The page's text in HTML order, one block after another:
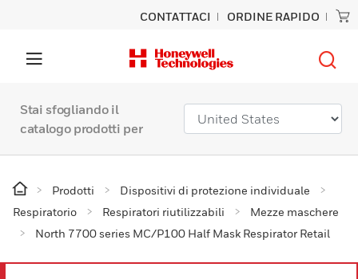
CONTATTACI ORDINE RAPIDO
Stai sfogliando il
catalogo prodotti per
Prodotti
Dispositivi di protezione individuale
Respiratorio
Respiratori riutilizzabili
Mezze maschere
North 7700 series MC/P100 Half Mask Respirator Retail